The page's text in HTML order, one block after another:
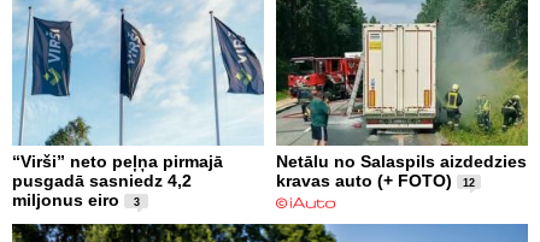
“Virši” neto peļņa pirmajā
pusgadā sasniedz 4,2
miljonus eiro
3
Netālu no Salaspils aizdedzies
kravas auto (+ FOTO)
12